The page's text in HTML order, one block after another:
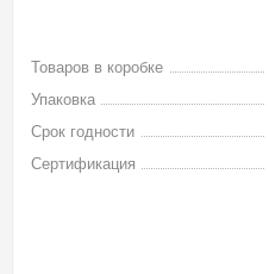
Товаров в коробке
Упаковка
Срок годности
Сертификация